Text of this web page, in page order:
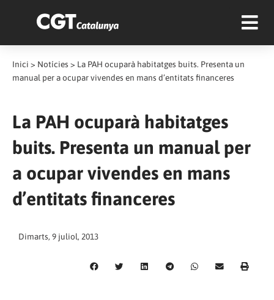
Inici > Notícies > La PAH ocuparà habitatges buits. Presenta un
manual per a ocupar vivendes en mans d’entitats financeres
La PAH ocuparà habitatges
buits. Presenta un manual per
a ocupar vivendes en mans
d’entitats financeres
Dimarts, 9 juliol, 2013